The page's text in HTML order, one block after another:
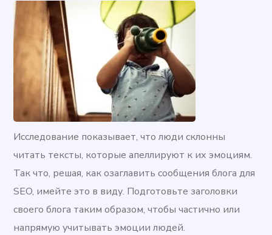
Исследование показывает, что люди склонны
читать тексты, которые апеллируют к их эмоциям.
Так что, решая, как озаглавить сообщения блога для
SEO, имейте это в виду. Подготовьте заголовки
своего блога таким образом, чтобы частично или
напрямую учитывать эмоции людей.